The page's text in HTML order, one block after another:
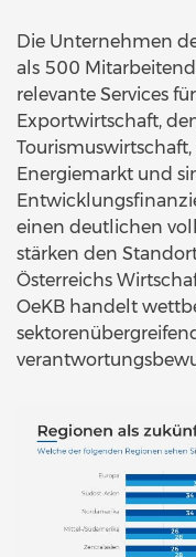
Die Unternehmen
als 500
relevante Services
Exportwirtschaft,
Energiemarkt und
einen deutlichen
stärken den
Österreichs
OeKB handelt